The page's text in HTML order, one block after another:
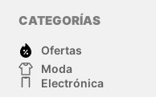
CATEGORÍAS
Ofertas
Moda
Electrónica